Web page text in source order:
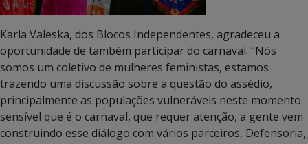
Karla Valeska, dos Blocos Independentes, agradeceu a
oportunidade de também participar do carnaval. “Nós
somos um coletivo de mulheres feministas, estamos
trazendo uma discussão sobre a questão do assédio,
principalmente as populações vulneráveis neste momento
sensível que é o carnaval, que requer atenção, a gente vem
construindo esse diálogo com vários parceiros, Defensoria,